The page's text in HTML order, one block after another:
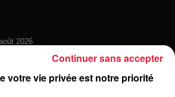
2026
zoo de Mulhouse : rencontre
les flamants rouges
votre vie privée est notre priorité
Continuer sans accepter